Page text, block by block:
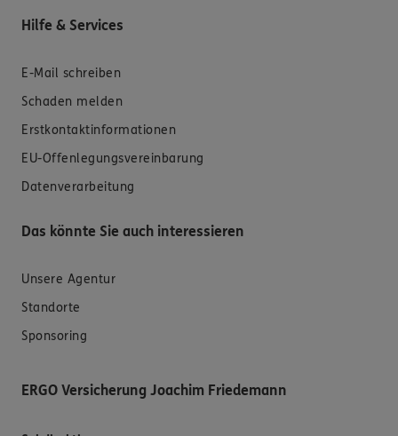
Hilfe & Services
E-Mail schreiben
Schaden melden
Erstkontaktinformationen
EU-Offenlegungsvereinbarung
Datenverarbeitung
Das könnte Sie auch interessieren
Unsere Agentur
Standorte
Sponsoring
ERGO Versicherung Joachim Friedemann